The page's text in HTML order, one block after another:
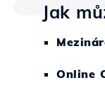
Jak
Online